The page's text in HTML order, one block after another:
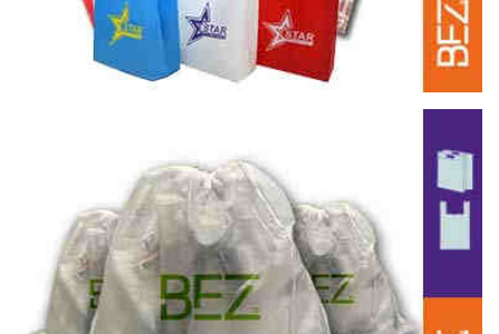
Poşet Bez Çantaları
Poşet şeklinde ve El Geçme Alttan Körüklü Bez Çantalar | Çeşitleri |
Fiyatları